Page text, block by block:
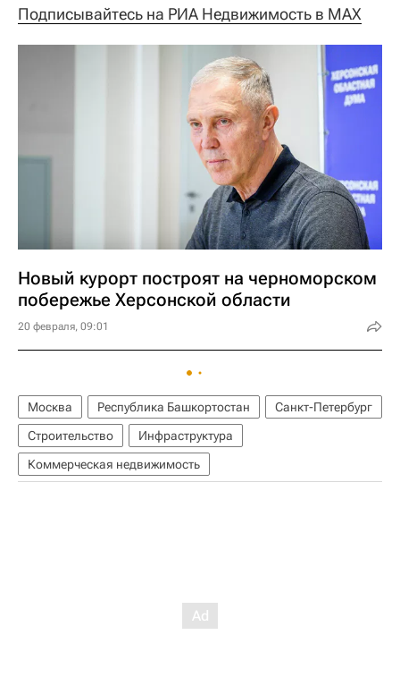
Подписывайтесь на РИА Недвижимость в MAX
Новый курорт построят на черноморском
побережье Херсонской области
20 февраля, 09:01
Москва Республика Башкортостан
Санкт-Петербург
Строительство
Инфраструктура
Коммерческая недвижимость